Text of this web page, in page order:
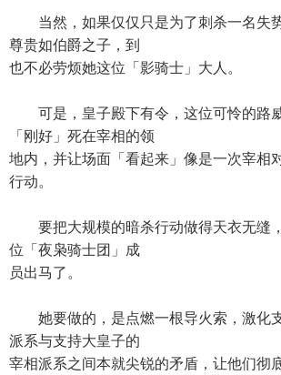
当然，如果仅仅只是为了刺杀一名失
尊贵如伯爵之子，到
也不必劳烦她这位「影骑士」大人。
可是，皇子殿下有令，这位可怜的路
「刚好」死在宰相的领
地内，并让场面「看起来」像是一次宰相
行动。
要把大规模的暗杀行动做得天衣无缝
位「夜枭骑士团」成
员出马了。
她要做的，是点燃一根导火索，激化
派系与支持大皇子的
宰相派系之间本就尖锐的矛盾，让他们彻